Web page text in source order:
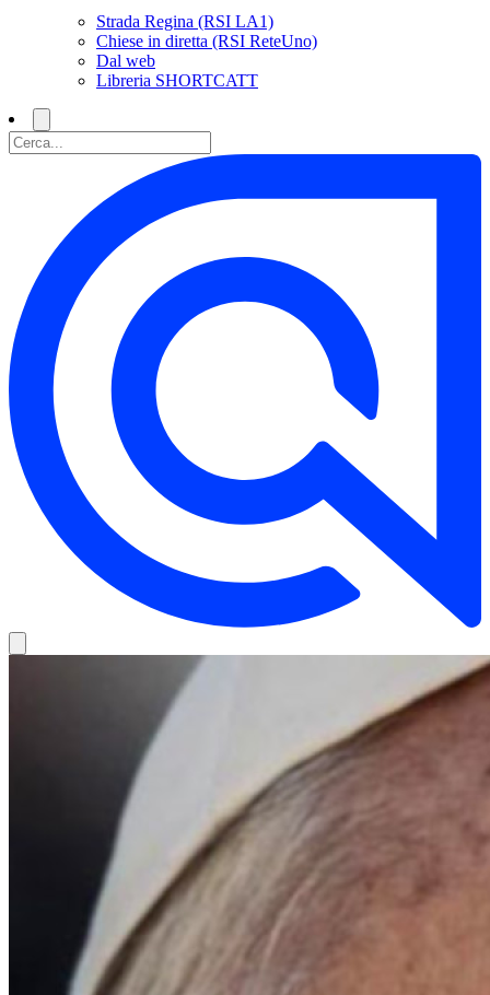
Strada Regina (RSI LA1)
Chiese in diretta (RSI ReteUno)
Dal web
Libreria SHORTCATT